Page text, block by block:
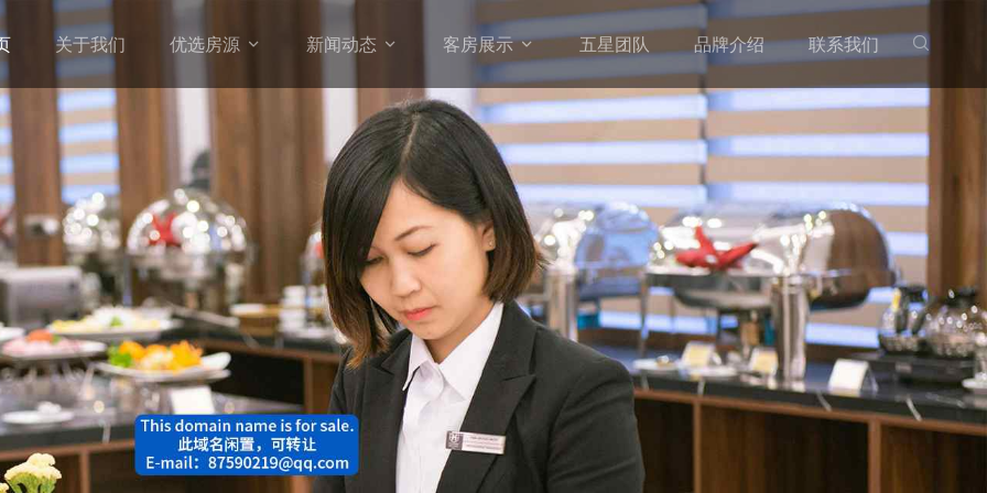

关于我们 优选房源  新闻动态  客房展示  五星团队 品牌介绍 联系我们